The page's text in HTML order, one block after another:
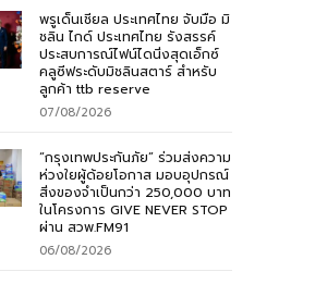
พรูเด็นเชียล ประเทศไทย จับมือ มิ
ชลิน ไกด์ ประเทศไทย รังสรรค์
ประสบการณ์ไฟน์ไดนิ่งสุดเอ็กซ์
คลูซีฟระดับมิชลินสตาร์ สำหรับ
ลูกค้า ttb reserve
07/08/2026
“กรุงเทพประกันภัย” ร่วมส่งความ
ห่วงใยผู้ด้อยโอกาส มอบอุปกรณ์
สิ่งของจำเป็นกว่า 250,000 บาท
ในโครงการ GIVE NEVER STOP
ผ่าน สวพ.FM91
06/08/2026